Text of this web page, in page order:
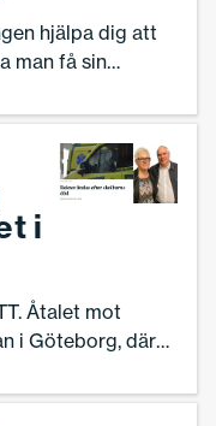
hjälpa dig att
man få sin
skriver om
i
Åtalet mot
i Göteborg, där